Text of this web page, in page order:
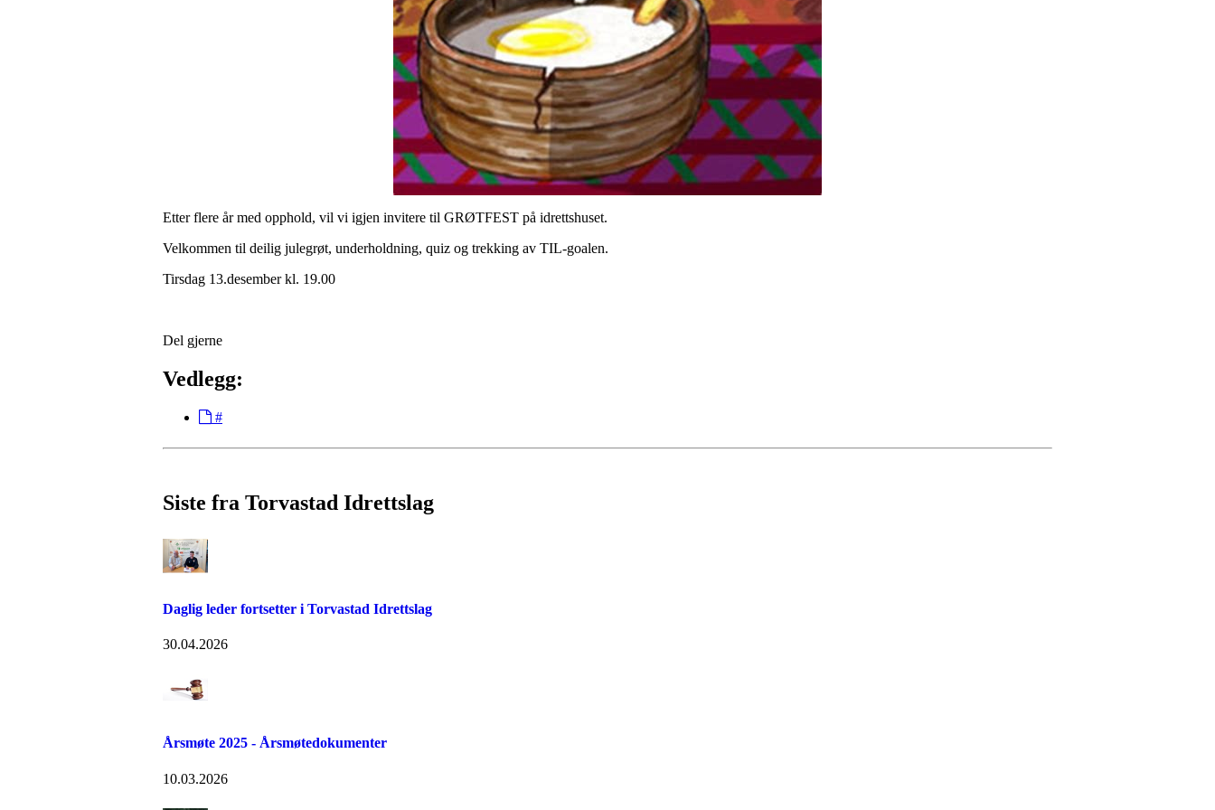
Etter flere år med opphold, vil vi igjen invitere til GRØTFEST på idrettshuset.
Velkommen til deilig julegrøt, underholdning, quiz og trekking av TIL-goalen.
Tirsdag 13.desember kl. 19.00
Del gjerne
Vedlegg:
#
Siste fra Torvastad Idrettslag
Daglig leder fortsetter i Torvastad Idrettslag
30.04.2026
Årsmøte 2025 - Årsmøtedokumenter
10.03.2026